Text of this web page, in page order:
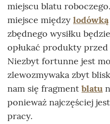
miejscu blatu
miejsce między lodówką
zbędnego wysiłku
opłukać produkty
Niezbyt fortunne jest
zlewozmywaka zbyt
nam się fragment blatu
ponieważ najczęściej
pracy.